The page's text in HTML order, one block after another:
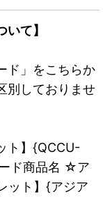
て】
ド」をこちらか
別しておりませ
ト】{QCCU-
ド商品名 ☆ア
ット】{アジア